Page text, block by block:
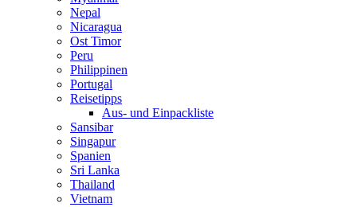
Nepal
Nicaragua
Ost Timor
Peru
Philippinen
Portugal
Reisetipps
Aus- und Einpackliste
Sansibar
Singapur
Spanien
Sri Lanka
Thailand
Vietnam